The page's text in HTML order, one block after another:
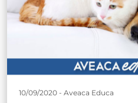
10/09/2020 - Aveaca Educa